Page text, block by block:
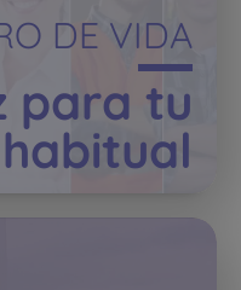
DE VIDA
para tu